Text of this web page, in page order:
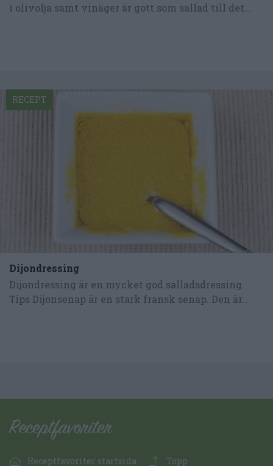
i olivolja samt vinäger är gott som sallad till det...
Dijondressing
Dijondressing är en mycket god salladsdressing.
Tips Dijonsenap är en stark fransk senap. Den är...
RECEPT
Receptfavoriter startsida Topp